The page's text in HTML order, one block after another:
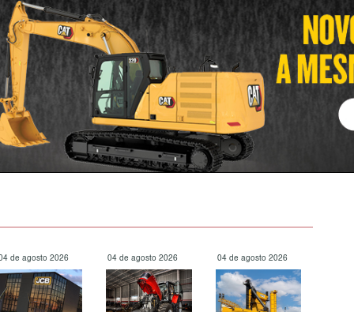
de agosto 2026 04 de agosto 2026 04 de agosto 2026